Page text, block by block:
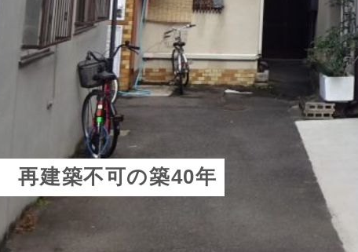
再建築不可の築40年